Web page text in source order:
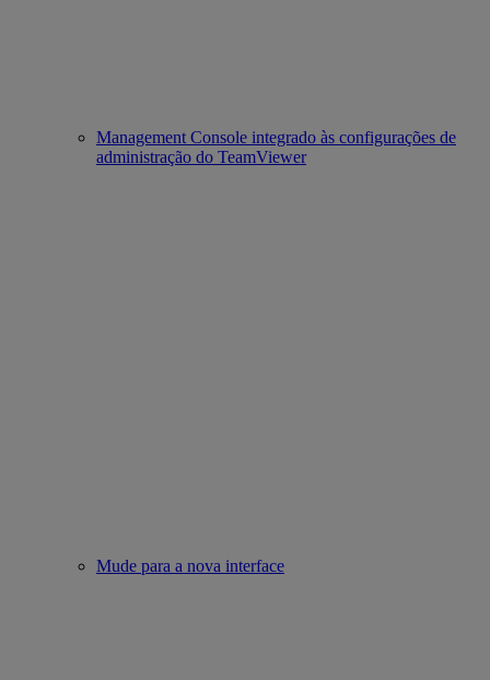
Management Console integrado às configurações de
administração do TeamViewer
Mude para a nova interface